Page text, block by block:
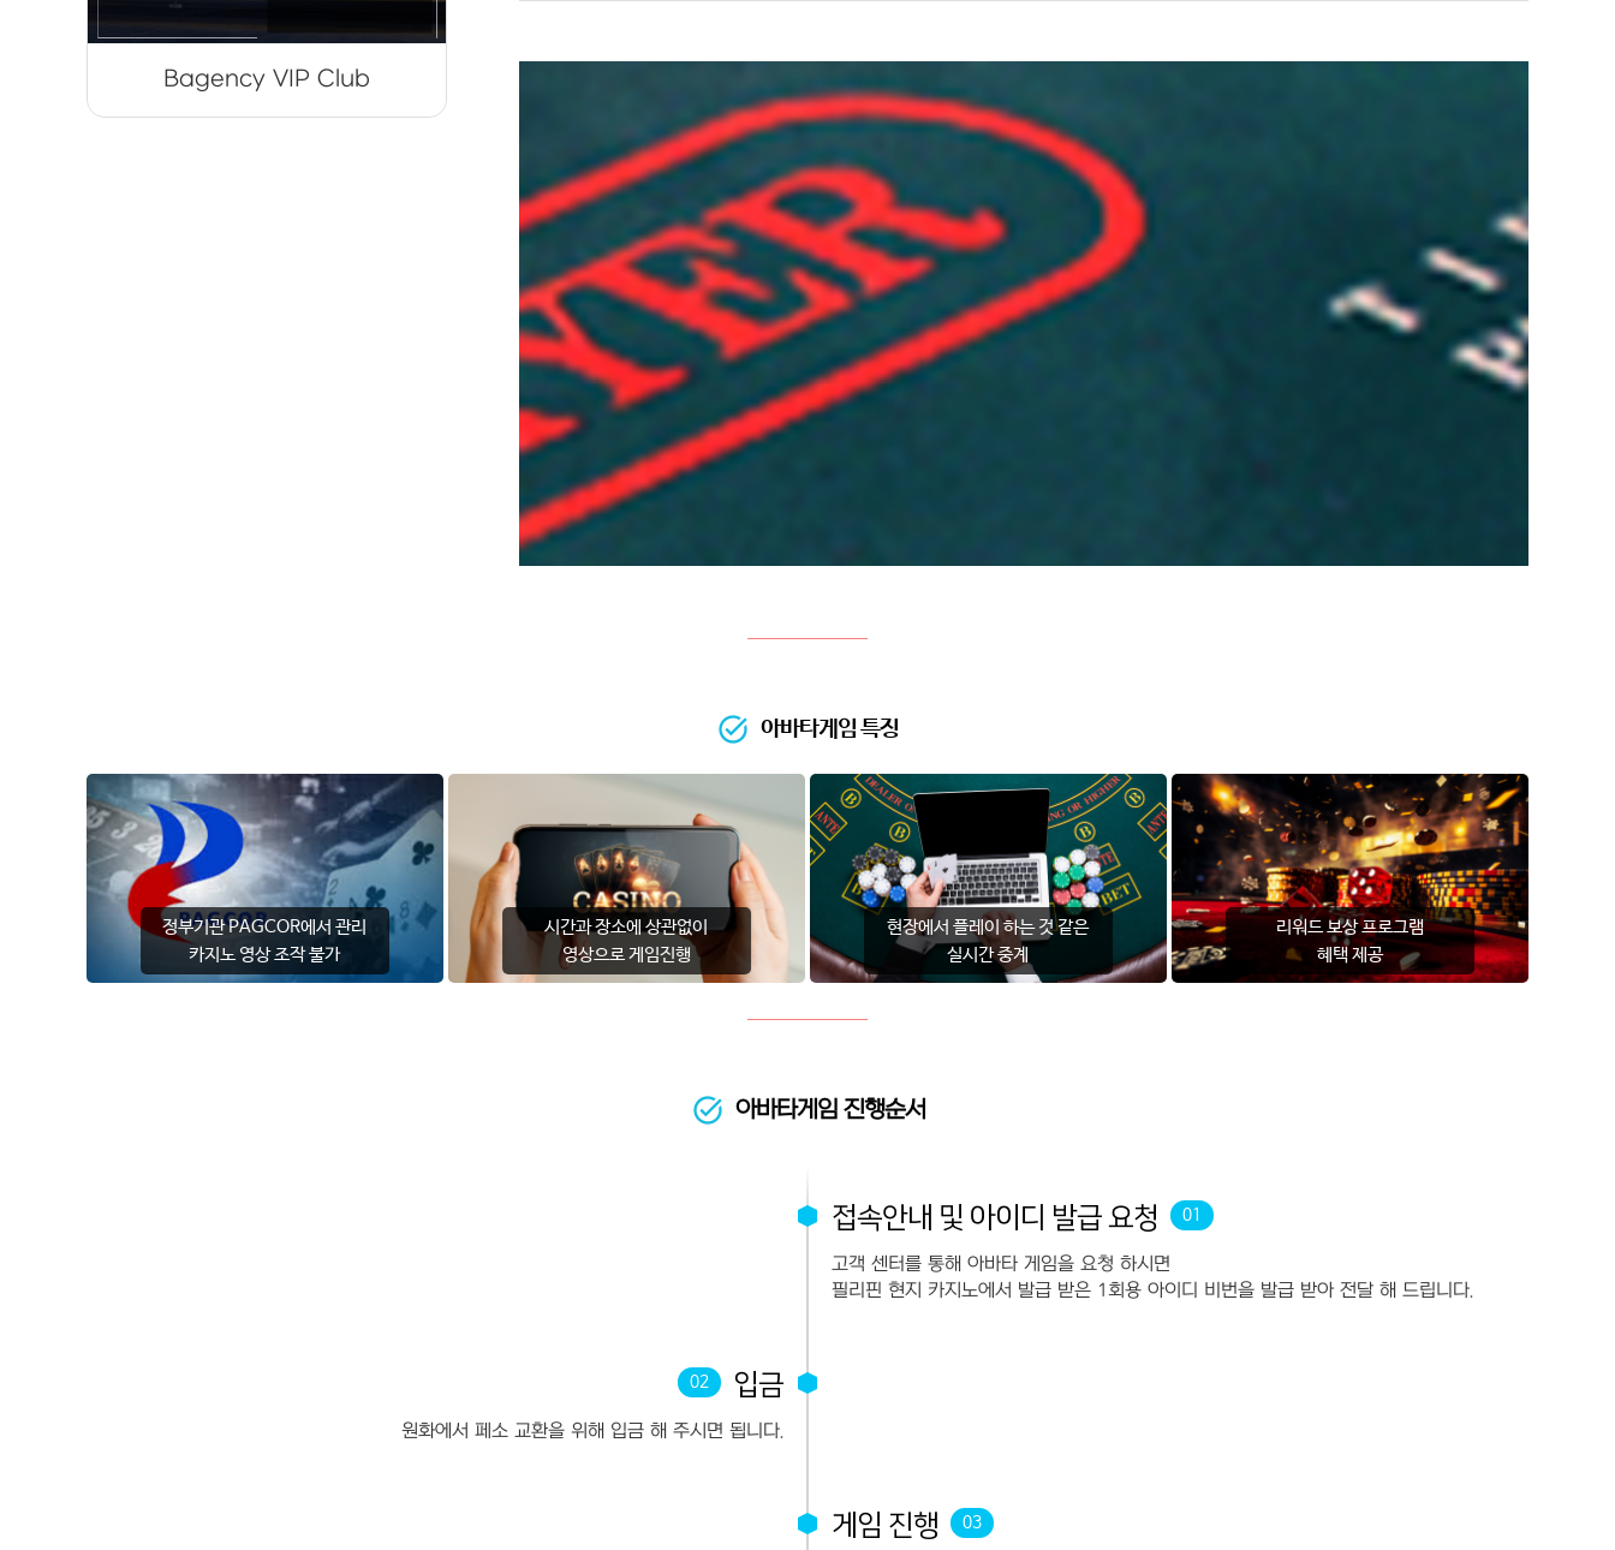
Bagency VIP Club
아바타게임 특징
정부기관 PAGCOR에서 관리
카지노 영상 조작 불가
시간과 장소에 상관없이
영상으로 게임진행
현장에서 플레이 하는 것 같은
실시간 중계
리워드 보상 프로그램
혜택 제공
아바타게임 진행순서
접속안내 및 아이디 발급 요청 01
고객 센터를 통해 아바타 게임을 요청 하시면
필리핀 현지 카지노에서 발급 받은 1회용 아이디 비번을 발급 받아 전달 해 드립니다.
입금
02
원화에서 페소 교환을 위해 입금 해 주시면 됩니다.
게임 진행 03